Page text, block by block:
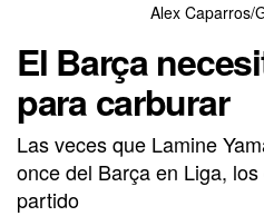
Alex Caparros/
El Barça
para carburar
Las veces que Lamine
once del Barça en Liga,
partido